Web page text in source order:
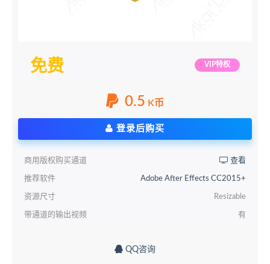
免费 VIP特权
0.5 K币
登录后购买
商用版权购买通道 查看
推荐软件 Adobe After Effects CC2015+
资源尺寸 Resizable
带通道的输出视频 有
QQ咨询